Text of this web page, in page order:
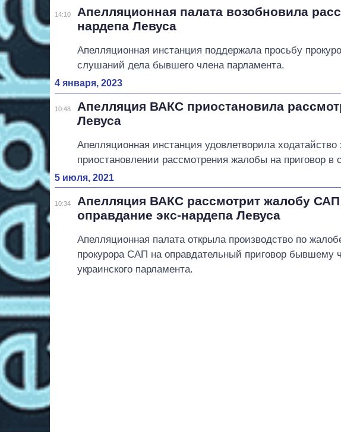
14:10
Апелляционная палата возобновила
нардепа Левуса
Апелляционная инстанция поддержала просьбу
слушаний дела бывшего члена парламента.
4 января, 2023
10:48
Апелляция ВАКС приостановила
Левуса
Апелляционная инстанция удовлетворила
приостановлении рассмотрения жалобы на приговор в
5 июля, 2021
10:34
Апелляция ВАКС рассмотрит жалобу
оправдание экс-нардепа Левуса
Апелляционная палата открыла производство по
прокурора САП на оправдательный приговор бывшему
украинского парламента.